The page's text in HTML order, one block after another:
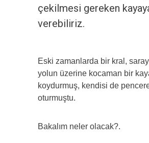
çekilmesi gereken
verebiliriz.
Eski zamanlarda bir kral,
yolun üzerine kocaman bir
koydurmuş, kendisi de
oturmuştu.
Bakalım neler olacak?.